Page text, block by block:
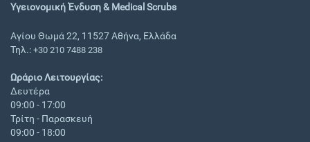
Υγειονομική Ένδυση & Medical Scrubs
Αγίου Θωμά 22, 11527 Αθήνα, Ελλάδα
Τηλ.: +30 210 7488 238
Ωράριο Λειτουργίας:
Δευτέρα
09:00 - 17:00
Τρίτη - Παρασκευή
09:00 - 18:00